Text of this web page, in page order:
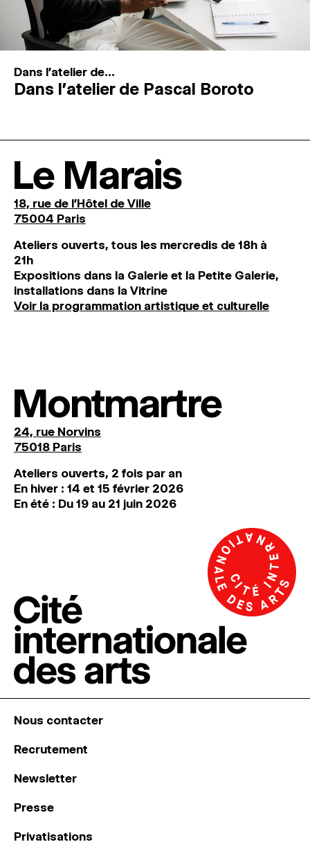
Dans l'atelier de...
Dans l’atelier de Pascal Boroto
Le Marais
18, rue de l'Hôtel de Ville
75004 Paris
Ateliers ouverts, tous les mercredis de 18h à
21h
Expositions dans la Galerie et la Petite Galerie,
installations dans la Vitrine
Voir la programmation artistique et culturelle
Montmartre
24, rue Norvins
75018 Paris
Ateliers ouverts, 2 fois par an
En hiver : 14 et 15 février 2026
En été : Du 19 au 21 juin 2026
Nous contacter
Recrutement
Newsletter
Presse
Privatisations